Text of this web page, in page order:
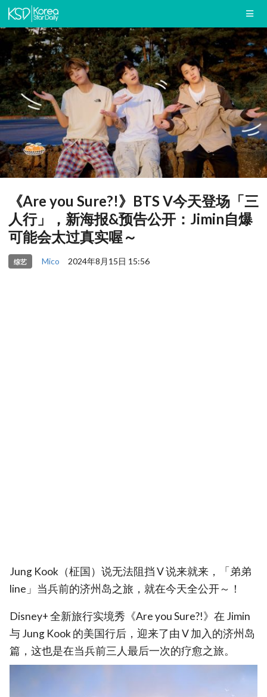
《Are you Sure?!》BTS V今天登场「三
人行」，新海报&预告公开：Jimin自爆
可能会太过真实喔～
综艺 Mico 2024年8月15日 15:56
Jung Kook（柾国）说无法阻挡 V 说来就来，「弟弟
line」当兵前的济州岛之旅，就在今天全公开～！
Disney+ 全新旅行实境秀《Are you Sure?!》在 Jimin
与 Jung Kook 的美国行后，迎来了由 V 加入的济州岛
篇，这也是在当兵前三人最后一次的疗愈之旅。